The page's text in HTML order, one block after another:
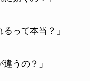
って本当？」
うの？」